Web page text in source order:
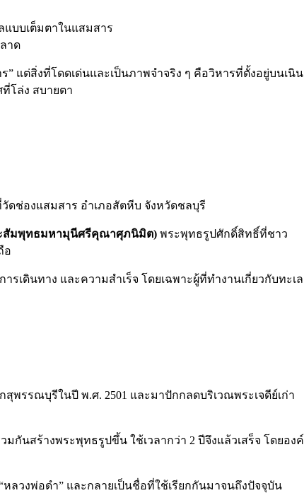
แบบเต็มตาในแสมสาร
าด
แต่สิ่งที่โดดเด่นและเป็นภาพจำจริง ๆ คือวิหารที่ตั้งอยู่บนเนิน
โล่ง สบายตา
ดช่องแสมสาร อำเภอสัตหีบ จังหวัดชลบุรี
สัมพุทธมหามุนีศรีคุณาศุภนิมิต) พระพุทธรูปศักดิ์สิทธิ์ที่ชาว
อ
เดินทาง และความสำเร็จ โดยเฉพาะผู้ที่ทำงานเกี่ยวกับทะเล
พรรณบุรีในปี พ.ศ. 2501 และมาปักกลดบริเวณพระเจดีย์เก่า
กันสร้างพระพุทธรูปขึ้น ใช้เวลากว่า 2 ปีจึงแล้วเสร็จ โดยองค์
ลวงพ่อดำ” และกลายเป็นชื่อที่ใช้เรียกกันมาจนถึงปัจจุบัน